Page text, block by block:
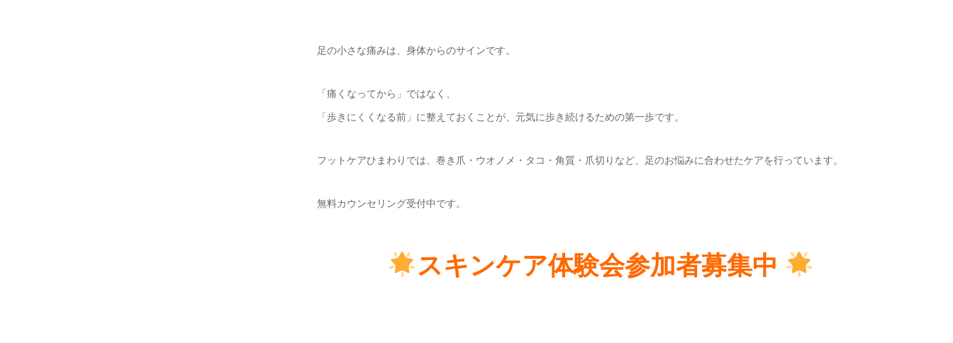
足の小さな痛みは、身体からのサインです。
「痛くなってから」ではなく、
「歩きにくくなる前」に整えておくことが、元気に歩き続けるための第一歩です。
フットケアひまわりでは、巻き爪・ウオノメ・タコ・角質・爪切りなど、足のお悩みに合わせたケアを行っています。
無料カウンセリング受付中です。
スキンケア体験会参加者募集中